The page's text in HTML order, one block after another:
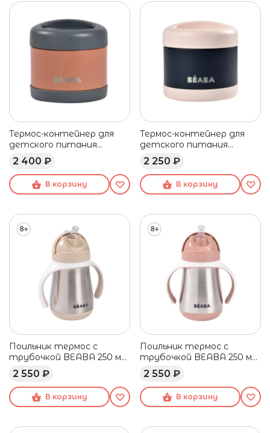
Термос-контейнер для
детского питания
BEABA 500 мл серый/
терракотовый
2 400 ₽
В корзину
Термос-контейнер для
детского питания
BEABA 500 мл светло-
розовый/темно-синий
2 250 ₽
В корзину
Поильник термос с
трубочкой BEABA 250 мл
бежевый
2 550 ₽
В корзину
Поильник термос с
трубочкой BEABA 250 мл
розовый
2 550 ₽
В корзину